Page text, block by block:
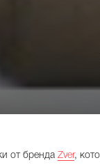
от бренда Zver,